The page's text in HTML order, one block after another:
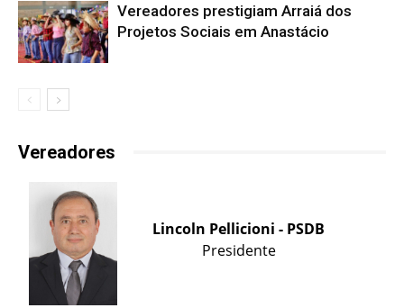
Vereadores prestigiam Arraiá dos
Projetos Sociais em Anastácio
Vereadores
Lincoln Pellicioni - PSDB
Presidente